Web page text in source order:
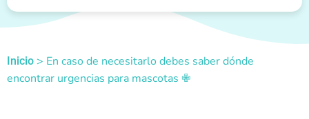
Inicio > En caso de necesitarlo debes saber dónde
encontrar urgencias para mascotas ✙